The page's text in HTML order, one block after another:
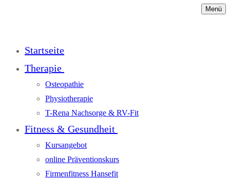
Menü
Startseite
Therapie
Osteopathie
Physiotherapie
T-Rena Nachsorge & RV-Fit
Fitness & Gesundheit
Kursangebot
online Präventionskurs
Firmenfitness Hansefit